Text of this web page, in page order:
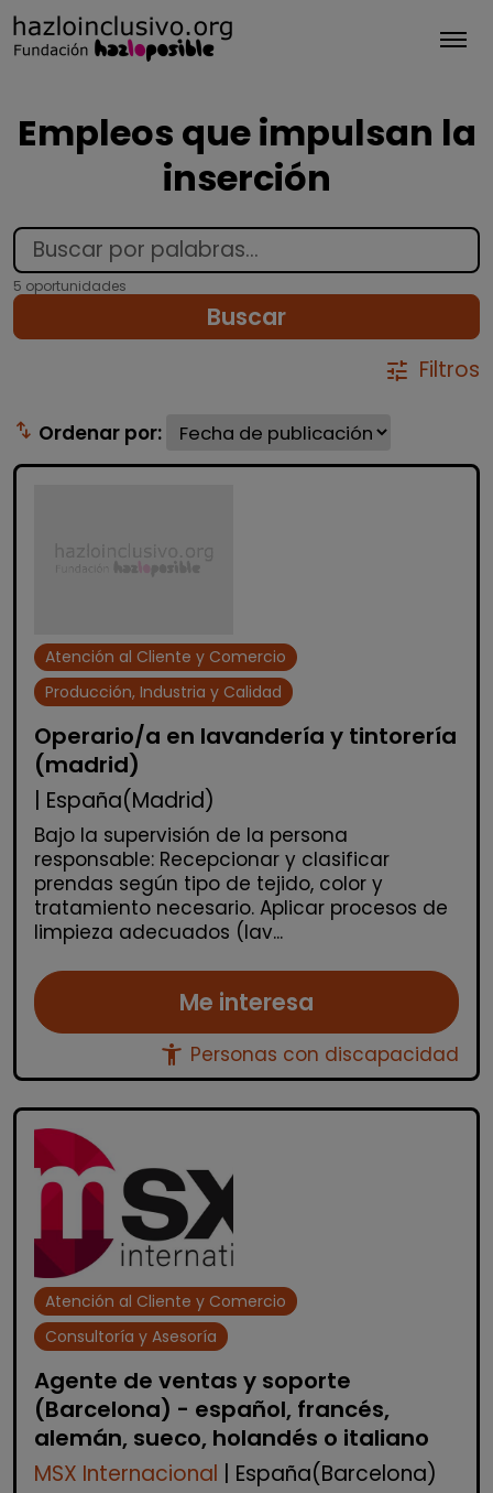
Empleos que impulsan la
inserción
5 oportunidades
Buscar
tune Filtros
swap_vert Ordenar por:
Atención al Cliente y Comercio
Producción, Industria y Calidad
Operario/a en lavandería y tintorería
(madrid)
| España(Madrid)
Bajo la supervisión de la persona
responsable: Recepcionar y clasificar
prendas según tipo de tejido, color y
tratamiento necesario. Aplicar procesos de
limpieza adecuados (lav...
Me interesa
accessibility_new Personas con discapacidad
Atención al Cliente y Comercio
Consultoría y Asesoría
Agente de ventas y soporte
(Barcelona) - español, francés,
alemán, sueco, holandés o italiano
MSX Internacional | España(Barcelona)